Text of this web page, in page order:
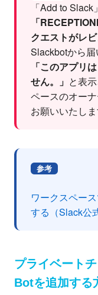
「Add to Slack
「
クエストがレ
Slackbotから届
「このアプリ
せん。」 と表
ペースのオー
お願いいたしま
参考
ワークスペー
する（Slack公
プライベート
Botを追加する